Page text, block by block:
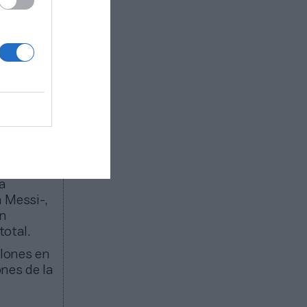
el
total de
la
Messi-,
en
de la